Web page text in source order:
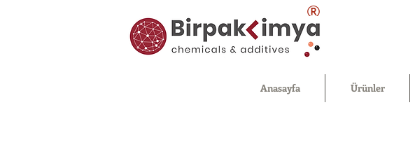
®
Anasayfa Ürünler